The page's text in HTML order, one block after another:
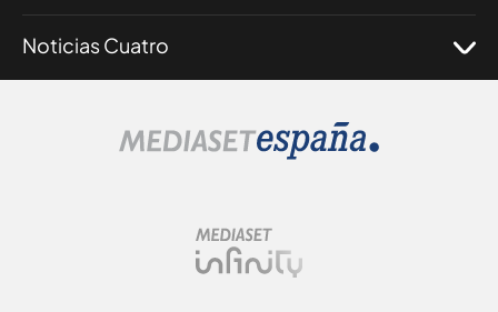
Noticias Cuatro